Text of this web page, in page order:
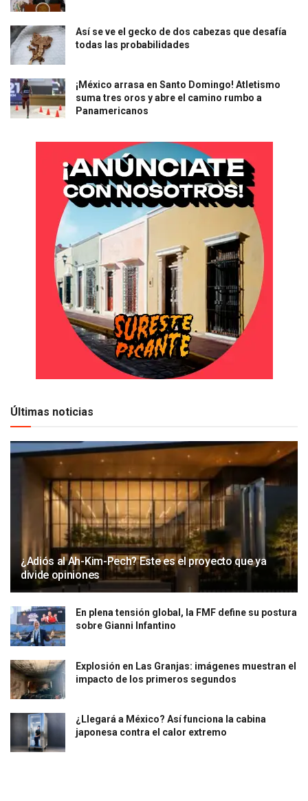
Así se ve el gecko de dos cabezas que desafía
todas las probabilidades
¡México arrasa en Santo Domingo! Atletismo
suma tres oros y abre el camino rumbo a
Panamericanos
Últimas noticias
¿Adiós al Ah-Kim-Pech? Este es el proyecto que ya
divide opiniones
En plena tensión global, la FMF define su postura
sobre Gianni Infantino
Explosión en Las Granjas: imágenes muestran el
impacto de los primeros segundos
¿Llegará a México? Así funciona la cabina
japonesa contra el calor extremo